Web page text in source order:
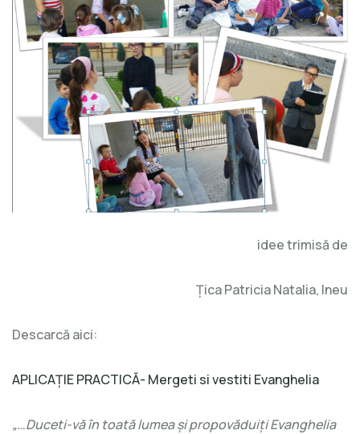
idee trimisă de
Țica Patricia Natalia, Ineu
Descarcă aici:
APLICAȚIE PRACTICĂ- Mergeti si vestiti Evanghelia
„…Duceti-vă în toată lumea şi propovăduiţi Evanghelia